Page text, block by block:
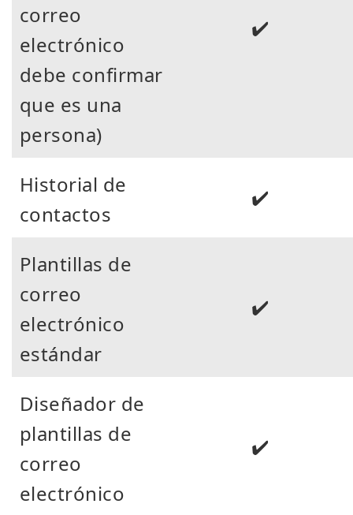
correo
electrónico
debe confirmar
que es una
persona)
✔️
Historial de
contactos
✔️
Plantillas de
correo
electrónico
estándar
✔️
Diseñador de
plantillas de
correo
electrónico
✔️